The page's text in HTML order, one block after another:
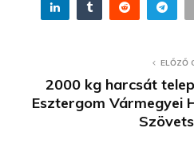
ELŐZŐ
2000 kg harcsát
Esztergom Vármegyei